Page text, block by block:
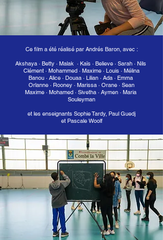
Ce film a été réalisé par Andrés Baron, avec :
Akshaya · Betty · Malak · Kaïs · Believe · Sarah · Nils
Clément · Mohammed · Maxime · Louis · Mélina
Banou · Alice · Douaa · Lilian · Ada · Emma
Orlanne · Rooney · Marissa · Orane · Sean
Maxime · Mohamed · Sivetha · Aymen · Maria
Souleyman
et les enseignants Sophie Tardy, Paul Guedj
et Pascale Woolf